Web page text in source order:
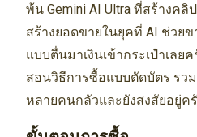
พ้น Gemini AI Ultra ที่สร้างคลิ
สร้างยอดขายในยุคที่ AI ช่วยข
แบบตื่นมาเงินเข้ากระเป๋าเล
สอนวิธีการซื้อแบบตัดบัตร รว
หลายคนกลัวและยังสงสัยอยู่ค